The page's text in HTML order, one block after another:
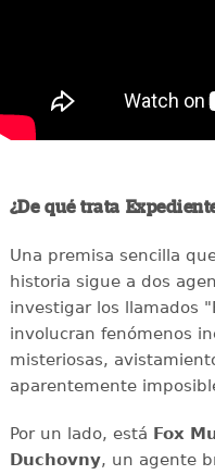
¿De qué trata
Una premisa sencilla
historia sigue a dos
investigar los llamados
involucran fenómenos
misteriosas,
aparentemente
Por un lado, está Fox
Duchovny, un agente